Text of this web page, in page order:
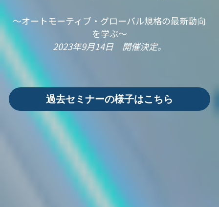
～オートモーティブ・グローバル規格の最新動向
を学ぶ～
2023年9月14日　開催決定。
過去セミナーの様子はこちら